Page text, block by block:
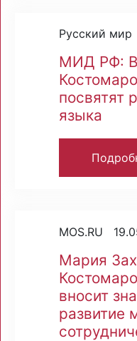
Русский
МИД РФ:
посвятят
языка
MOS.RU
Мария
вносит
развитие